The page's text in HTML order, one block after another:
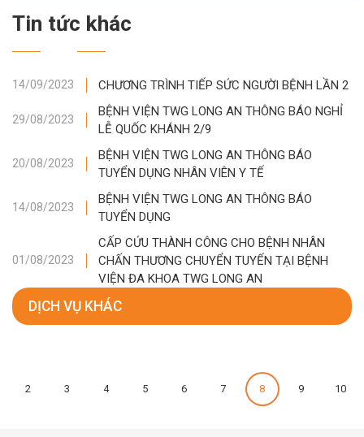
Tin tức khác
14/09/2023 CHƯƠNG TRÌNH TIẾP SỨC NGƯỜI BỆNH LẦN 2
29/08/2023
BỆNH VIỆN TWG LONG AN THÔNG BÁO NGHỈ
LỄ QUỐC KHÁNH 2/9
20/08/2023
BỆNH VIỆN TWG LONG AN THÔNG BÁO
TUYỂN DỤNG NHÂN VIÊN Y TẾ
14/08/2023
BỆNH VIỆN TWG LONG AN THÔNG BÁO
TUYỂN DỤNG
01/08/2023
CẤP CỨU THÀNH CÔNG CHO BỆNH NHÂN
CHẤN THƯƠNG CHUYỂN TUYẾN TẠI BỆNH
VIỆN ĐA KHOA TWG LONG AN
DỊCH VỤ KHÁC
2 3 4 5 6 7 8 9 10